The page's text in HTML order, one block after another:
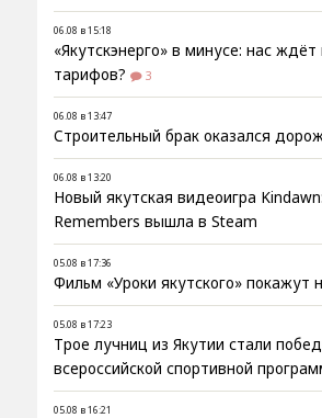
06.08 в 15:18
«Якутскэнерго» в минусе: нас
тарифов?
3
06.08 в 13:47
Строительный брак оказался
06.08 в 13:20
Новый якутская видеоигра
Remembers вышла в Steam
05.08 в 17:36
Фильм «Уроки якутского» покажут
05.08 в 17:23
Трое лучниц из Якутии стали
всероссийской спортивной
05.08 в 16:21